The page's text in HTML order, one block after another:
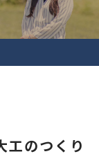
工のつくり